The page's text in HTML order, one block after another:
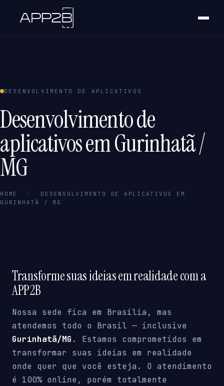
DESENVOLVIMENTO DE APLICATIVOS
Desenvolvimento de
aplicativos em Gurinhatã /
MG
HOME /
DESENVOLVIMENTO DE APLICATIVOS EM
GURINHATÃ / MG
Transforme suas ideias em realidade com a
APP2B
Nossa sede fica em Brasília, mas
atendemos todo o Brasil — inclusive
Gurinhatã/MG . Estamos comprometidos em
transformar suas ideias em realidade
onde quer que você esteja. O atendimento
é 100% online, porém totalmente